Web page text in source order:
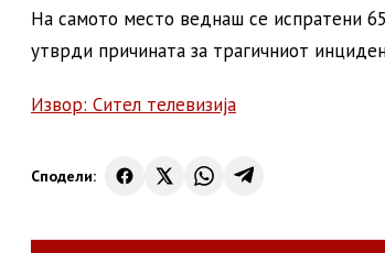
На самото место веднаш се испратени
утврди причината за трагичниот
Извор: Сител телевизија
Сподели: